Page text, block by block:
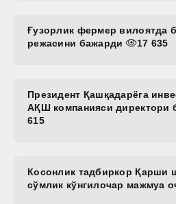
Ғузорлик фермер вилоятда
режасини бажарди
17 635
Президент Қашқадарёга
АҚШ компанияси директори
615
Косонлик тадбиркор Қарши
сўмлик кўнгилочар мажмуа